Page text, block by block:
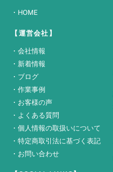
・ HOME
【運営会社】
・会社情報
・ 新着情報
・ ブログ
・作業事例
・ お客様の声
・ よくある質問
・個人情報の取扱いについて
・特定商取引法に基づく表記
・ お問い合わせ